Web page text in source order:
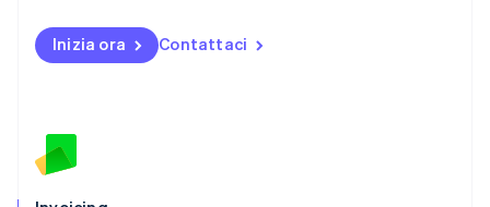
Inizia ora Contattaci
Nuova Zelanda
English
Paesi Bassi
English
Portogallo
RAS di Hong Kong, Cina